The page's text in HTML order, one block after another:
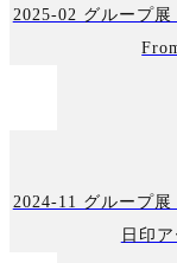
2025-02 グループ
2024-11 グループ
日印